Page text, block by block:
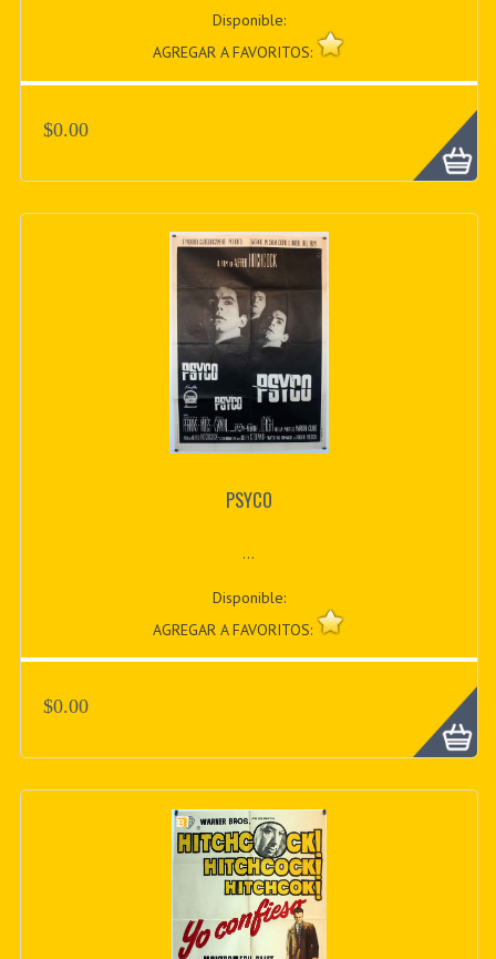
Disponible:
AGREGAR A FAVORITOS:
$0.00
PSYCO
...
Disponible:
AGREGAR A FAVORITOS:
$0.00